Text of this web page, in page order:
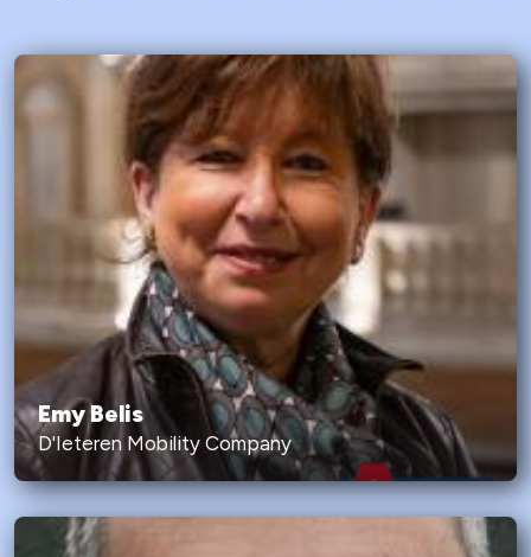
Emy Belis
D'Ieteren Mobility Company